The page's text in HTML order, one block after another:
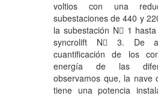
voltios con una
subestaciones de 440 y
la subestación N 1
syncrolift N 3. De
cuantificación de los
energía de las
observamos que, la nave
tiene una potencia